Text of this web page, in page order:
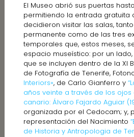
El Museo abrió sus puertas
permitiendo la entrada gratuita
decidieron visitar las salas,
permanente como de las tres
temporales que, estos meses,
espacio museístico: por un
que se incluyen dentro de la XI
de Fotografía de Tenerife,
Interiors», de Carlo Gianferro y
años veinte a través de los
canario: Álvaro Fajardo Aguiar
organizada por el Cedocam; y,
representación del Nacimiento
de Historia y Antropologia de